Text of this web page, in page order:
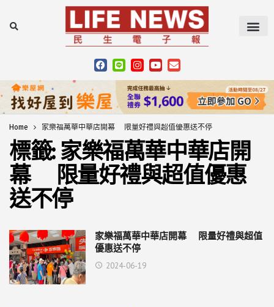
Home 家樂福萬華中華店開幕 限量好禮與超值優惠送不停
標籤: 家樂福萬華中華店開
幕 限量好禮與超值優惠
送不停
家樂福萬華中華店開幕 限量好禮與超值
優惠送不停
2024-06-19